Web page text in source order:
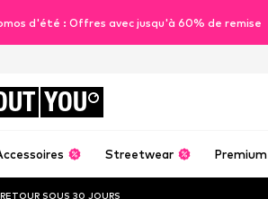
d'été : Offres avec jusqu'à 60% de remise
YOU
Streetwear Premium
RETOUR SOUS 30 JOURS